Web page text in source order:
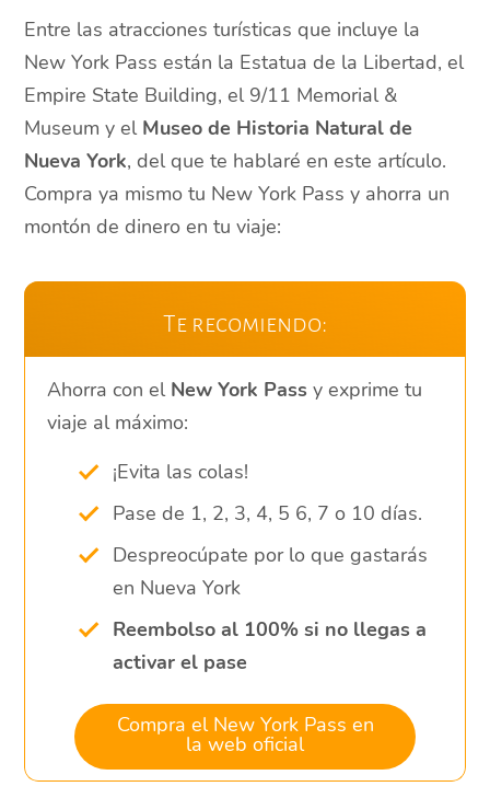
Entre las atracciones turísticas que incluye la
New York Pass están la Estatua de la Libertad, el
Empire State Building, el 9/11 Memorial &
Museum y el Museo de Historia Natural de
Nueva York, del que te hablaré en este artículo.
Compra ya mismo tu New York Pass y ahorra un
montón de dinero en tu viaje:
Te recomiendo:
Ahorra con el New York Pass y exprime tu
viaje al máximo:
¡Evita las colas!
Pase de 1, 2, 3, 4, 5 6, 7 o 10 días.
Despreocúpate por lo que gastarás
en Nueva York
Reembolso al 100% si no llegas a
activar el pase
Compra el New York Pass en
la web oficial